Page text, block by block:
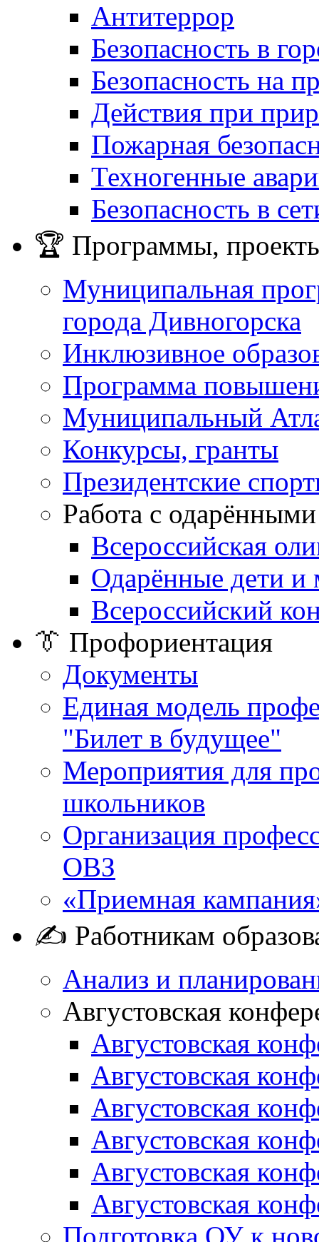
Антитеррор
Безопасность в
Безопасность на
Действия при
Пожарная
Техногенные
Безопасность в
🏆 Программы,
Муниципальная
города Дивногорска
Инклюзивное
Программа
Муниципальный
Конкурсы, гранты
Президентские
Работа с
Всероссийская
Одарённые дети и
Всероссийский
👔 Профориентация
Документы
Единая модель
"Билет в будущее"
Мероприятия для
школьников
Организация
ОВЗ
«Приемная
✍ Работникам
Анализ и
Августовская
Августовская
Августовская
Августовская
Августовская
Августовская
Августовская